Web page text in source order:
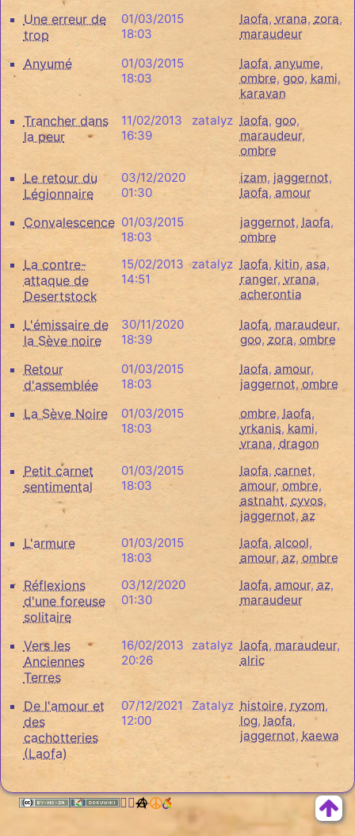
Une erreur de
trop
01/03/2015
18:03
laofa, vrana, zora,
maraudeur
Anyumé
01/03/2015
18:03
laofa, anyume,
ombre, goo, kami,
karavan
Trancher dans
la peur
11/02/2013
16:39
zatalyz laofa, goo,
maraudeur,
ombre
Le retour du
Légionnaire
03/12/2020
01:30
izam, jaggernot,
laofa, amour
Convalescence 01/03/2015
18:03
jaggernot, laofa,
ombre
La contre-
attaque de
Desertstock
15/02/2013
14:51
zatalyz laofa, kitin, asa,
ranger, vrana,
acherontia
L'émissaire de
la Sève noire
30/11/2020
18:39
laofa, maraudeur,
goo, zora, ombre
Retour
d'assemblée
01/03/2015
18:03
laofa, amour,
jaggernot, ombre
La Sève Noire
01/03/2015
18:03
ombre, laofa,
yrkanis, kami,
vrana, dragon
Petit carnet
sentimental
01/03/2015
18:03
laofa, carnet,
amour, ombre,
astnaht, cyvos,
jaggernot, az
L'armure
01/03/2015
18:03
laofa, alcool,
amour, az, ombre
Réflexions
d'une foreuse
solitaire
03/12/2020
01:30
laofa, amour, az,
maraudeur
Vers les
Anciennes
Terres
16/02/2013
20:26
zatalyz laofa, maraudeur,
alric
De l'amour et
des
cachotteries
(Laofa)
07/12/2021
12:00
Zatalyz histoire, ryzom,
log, laofa,
jaggernot, kaewa
🏳️‍🌈